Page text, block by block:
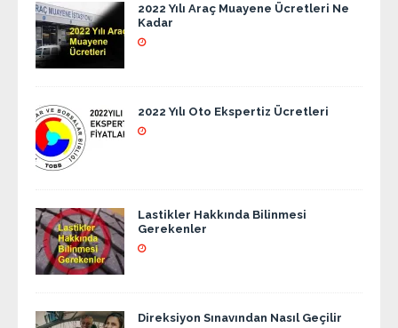
2022 Yılı Araç Muayene Ücretleri Ne
Kadar
2022 Yılı Oto Ekspertiz Ücretleri
Lastikler Hakkında Bilinmesi
Gerekenler
Direksiyon Sınavından Nasıl Geçilir